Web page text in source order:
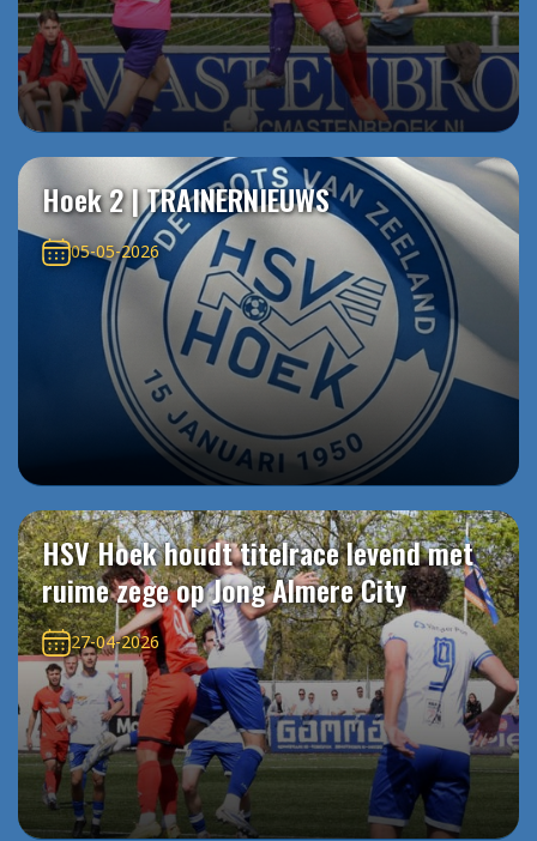
Hoek 2 | TRAINERNIEUWS
05-05-2026
HSV Hoek houdt titelrace levend met
ruime zege op Jong Almere City
27-04-2026